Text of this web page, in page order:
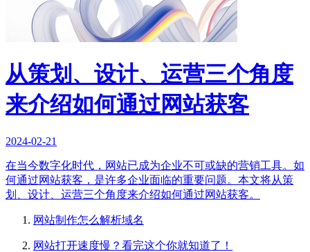
从策划、设计、运营三个角度
来介绍如何通过网站获客
2024-02-21
在当今数字化时代，网站已成为企业不可或缺的营销工具。如
何通过网站获客，是许多企业面临的重要问题。本文将从策
划、设计、运营三个角度来介绍如何通过网站获客。
网站制作怎么解析域名
网站打开速度慢？看完这个你就知道了！